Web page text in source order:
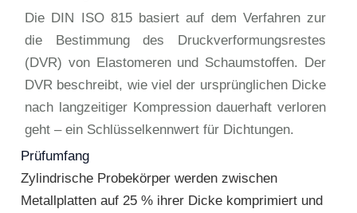
Die DIN ISO 815 basiert auf dem Verfahren zur
die Bestimmung des Druckverformungsrestes
(DVR) von Elastomeren und Schaumstoffen. Der
DVR beschreibt, wie viel der ursprünglichen Dicke
nach langzeitiger Kompression dauerhaft verloren
geht – ein Schlüsselkennwert für Dichtungen.
Prüfumfang
Zylindrische Probekörper werden zwischen
Metallplatten auf 25 % ihrer Dicke komprimiert und